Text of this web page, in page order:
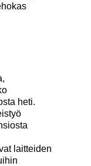
heti.
laitteiden